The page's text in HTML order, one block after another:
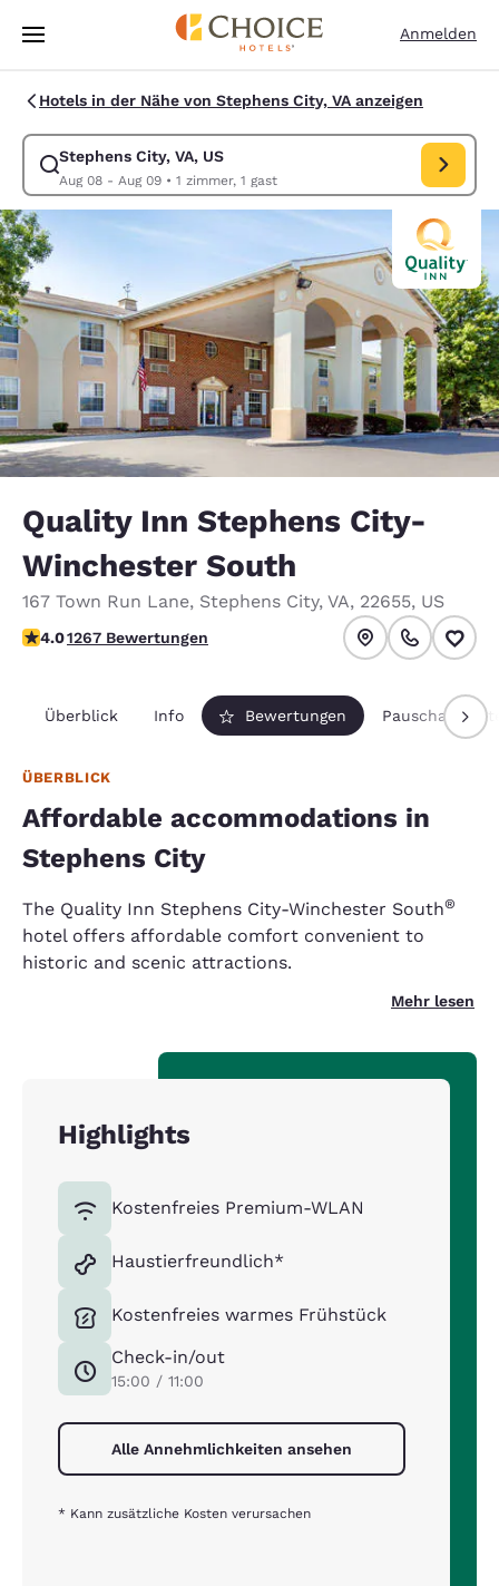
Weiter Zu Hauptinhalt
Anmelden
Hotels in der Nähe von Stephens City, VA anzeigen
Stephens City, VA, US
Aug 08 - Aug 09• 1 zimmer, 1 gast
Suche für Stephens City, VA, US ändern. Check-in-Datum Aug 08,
Quality Inn Stephens City-
Winchester South
167 Town Run Lane, Stephens City, VA, 22655, US
3.98-Sterne-Bewertung. Gut.
4.01267 Bewertungen
Überblick Info Bewertungen
ÜBERBLICK
Affordable accommodations in
Stephens City
The Quality Inn Stephens City-Winchester South®
hotel offers affordable comfort convenient to
historic and scenic attractions.
Mehr lesen
Highlights
Kostenfreies Premium-WLAN
Haustierfreundlich*
Kostenfreies warmes Frühstück
Check-in/out
15:00 / 11:00
Alle Annehmlichkeiten ansehen
* Kann zusätzliche Kosten verursachen